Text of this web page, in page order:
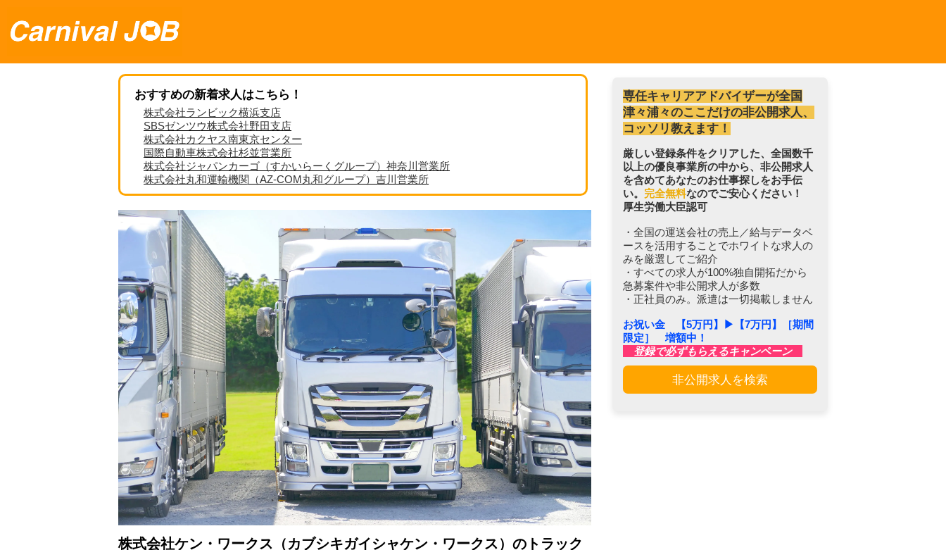
おすすめの新着求人はこちら！
株式会社ランビック横浜支店
SBSゼンツウ株式会社野田支店
株式会社カクヤス南東京センター
国際自動車株式会社杉並営業所
株式会社ジャパンカーゴ（すかいらーくグループ）神奈川営業所
株式会社丸和運輸機関（AZ-COM丸和グループ）吉川営業所
株式会社ケン・ワークス（カブシキガイシャケン・ワークス）のトラック
専任キャリアアドバイザーが全国
津々浦々のここだけの非公開求人、
コッソリ教えます！
厳しい登録条件をクリアした、全国数千
以上の優良事業所の中から、非公開求人
を含めてあなたのお仕事探しをお手伝
い。 完全無料なのでご安心ください！
厚生労働大臣認可
・全国の運送会社の売上／給与データベ
ースを活用することでホワイトな求人の
みを厳選してご紹介
・すべての求人が100%独自開拓だから
急募案件や非公開求人が多数
・正社員のみ。派遣は一切掲載しません
お祝い金 【5万円】▶︎【7万円】［期間
限定］ 増額中！
登録で必ずもらえるキャンペーン
非公開求人を検索